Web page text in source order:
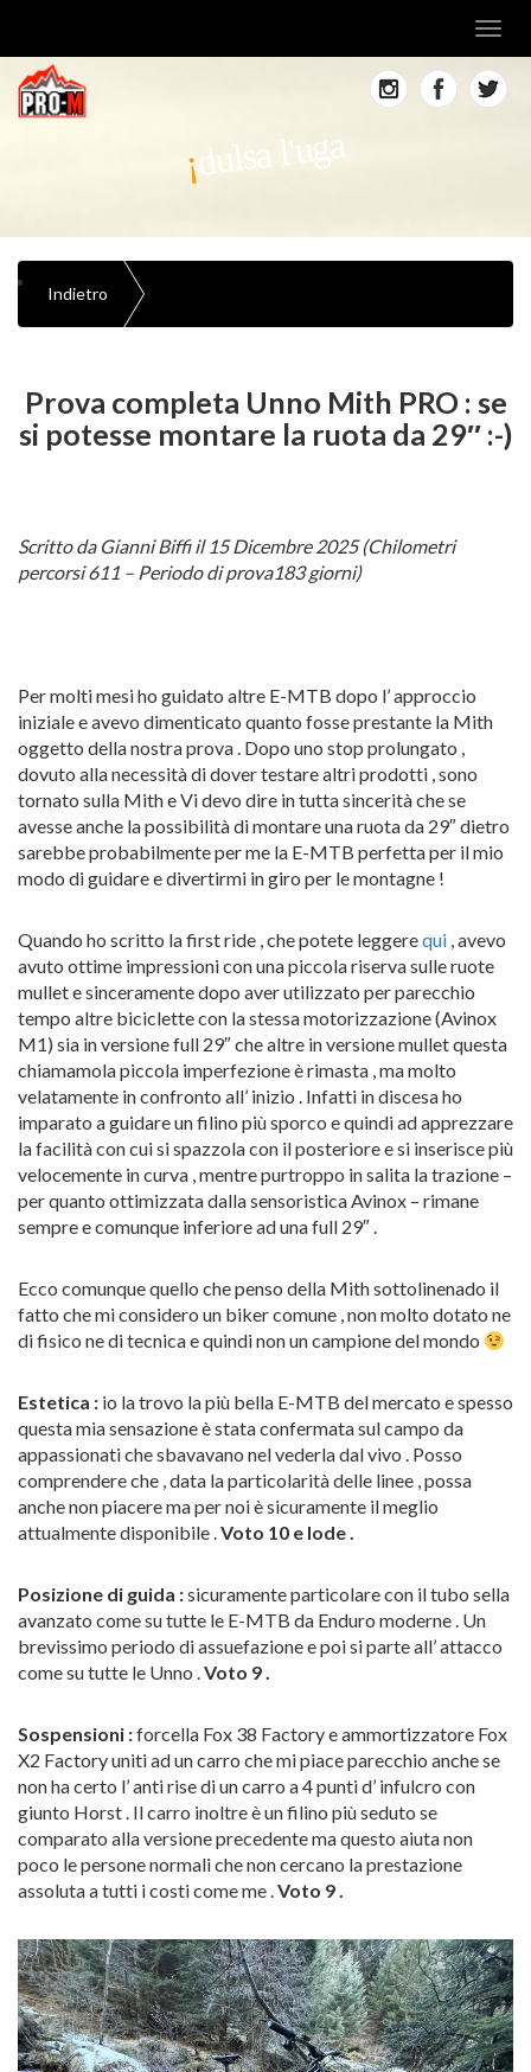
dulsa l'uga
Indietro
Prova completa Unno Mith PRO : se
si potesse montare la ruota da 29″ :-)
Scritto da Gianni Biffi il 15 Dicembre 2025 (Chilometri
percorsi 611 – Periodo di prova183 giorni)
Per molti mesi ho guidato altre E-MTB dopo l’ approccio
iniziale e avevo dimenticato quanto fosse prestante la Mith
oggetto della nostra prova . Dopo uno stop prolungato ,
dovuto alla necessità di dover testare altri prodotti , sono
tornato sulla Mith e Vi devo dire in tutta sincerità che se
avesse anche la possibilità di montare una ruota da 29″ dietro
sarebbe probabilmente per me la E-MTB perfetta per il mio
modo di guidare e divertirmi in giro per le montagne !
Quando ho scritto la first ride , che potete leggerequi , avevo
avuto ottime impressioni con una piccola riserva sulle ruote
mullet e sinceramente dopo aver utilizzato per parecchio
tempo altre biciclette con la stessa motorizzazione (Avinox
M1) sia in versione full 29″ che altre in versione mullet questa
chiamamola piccola imperfezione è rimasta , ma molto
velatamente in confronto all’ inizio . Infatti in discesa ho
imparato a guidare un filino più sporco e quindi ad apprezzare
la facilità con cui si spazzola con il posteriore e si inserisce più
velocemente in curva , mentre purtroppo in salita la trazione –
per quanto ottimizzata dalla sensoristica Avinox – rimane
sempre e comunque inferiore ad una full 29″ .
Ecco comunque quello che penso della Mith sottolinenado il
fatto che mi considero un biker comune , non molto dotato ne
di fisico ne di tecnica e quindi non un campione del mondo
Estetica : io la trovo la più bella E-MTB del mercato e spesso
questa mia sensazione è stata confermata sul campo da
appassionati che sbavavano nel vederla dal vivo . Posso
comprendere che , data la particolarità delle linee , possa
anche non piacere ma per noi è sicuramente il meglio
attualmente disponibile .Voto 10 e lode .
Posizione di guida :sicuramente particolare con il tubo sella
avanzato come su tutte le E-MTB da Enduro moderne . Un
brevissimo periodo di assuefazione e poi si parte all’ attacco
come su tutte le Unno .Voto 9 .
Sospensioni :forcella Fox 38 Factory e ammortizzatore Fox
X2 Factory uniti ad un carro che mi piace parecchio anche se
non ha certo l’ anti rise di un carro a 4 punti d’ infulcro con
giunto Horst . Il carro inoltre è un filino più seduto se
comparato alla versione precedente ma questo aiuta non
poco le persone normali che non cercano la prestazione
assoluta a tutti i costi come me .Voto 9 .